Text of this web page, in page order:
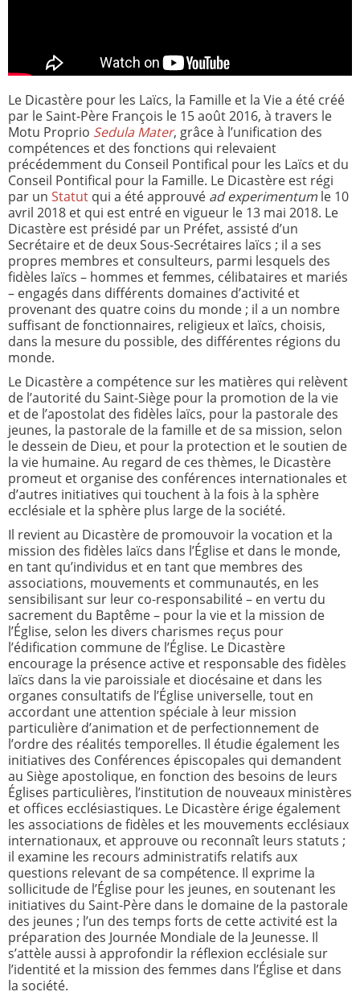
Le Dicastère pour les Laïcs, la Famille et la Vie a été créé
par le Saint-Père François le 15 août 2016, à travers le
Motu Proprio Sedula Mater, grâce à l’unification des
compétences et des fonctions qui relevaient
précédemment du Conseil Pontifical pour les Laïcs et du
Conseil Pontifical pour la Famille. Le Dicastère est régi
par un Statut qui a été approuvé ad experimentum le 10
avril 2018 et qui est entré en vigueur le 13 mai 2018. Le
Dicastère est présidé par un Préfet, assisté d’un
Secrétaire et de deux Sous-Secrétaires laïcs ; il a ses
propres membres et consulteurs, parmi lesquels des
fidèles laïcs – hommes et femmes, célibataires et mariés
– engagés dans différents domaines d’activité et
provenant des quatre coins du monde ; il a un nombre
suffisant de fonctionnaires, religieux et laïcs, choisis,
dans la mesure du possible, des différentes régions du
monde.
Le Dicastère a compétence sur les matières qui relèvent
de l’autorité du Saint-Siège pour la promotion de la vie
et de l’apostolat des fidèles laïcs, pour la pastorale des
jeunes, la pastorale de la famille et de sa mission, selon
le dessein de Dieu, et pour la protection et le soutien de
la vie humaine. Au regard de ces thèmes, le Dicastère
promeut et organise des conférences internationales et
d’autres initiatives qui touchent à la fois à la sphère
ecclésiale et la sphère plus large de la société.
Il revient au Dicastère de promouvoir la vocation et la
mission des fidèles laïcs dans l’Église et dans le monde,
en tant qu’individus et en tant que membres des
associations, mouvements et communautés, en les
sensibilisant sur leur co-responsabilité – en vertu du
sacrement du Baptême – pour la vie et la mission de
l’Église, selon les divers charismes reçus pour
l’édification commune de l’Église. Le Dicastère
encourage la présence active et responsable des fidèles
laïcs dans la vie paroissiale et diocésaine et dans les
organes consultatifs de l’Église universelle, tout en
accordant une attention spéciale à leur mission
particulière d’animation et de perfectionnement de
l’ordre des réalités temporelles. Il étudie également les
initiatives des Conférences épiscopales qui demandent
au Siège apostolique, en fonction des besoins de leurs
Églises particulières, l’institution de nouveaux ministères
et offices ecclésiastiques. Le Dicastère érige également
les associations de fidèles et les mouvements ecclésiaux
internationaux, et approuve ou reconnaît leurs statuts ;
il examine les recours administratifs relatifs aux
questions relevant de sa compétence. Il exprime la
sollicitude de l’Église pour les jeunes, en soutenant les
initiatives du Saint-Père dans le domaine de la pastorale
des jeunes ; l’un des temps forts de cette activité est la
préparation des Journée Mondiale de la Jeunesse. Il
s’attèle aussi à approfondir la réflexion ecclésiale sur
l’identité et la mission des femmes dans l’Église et dans
la société.